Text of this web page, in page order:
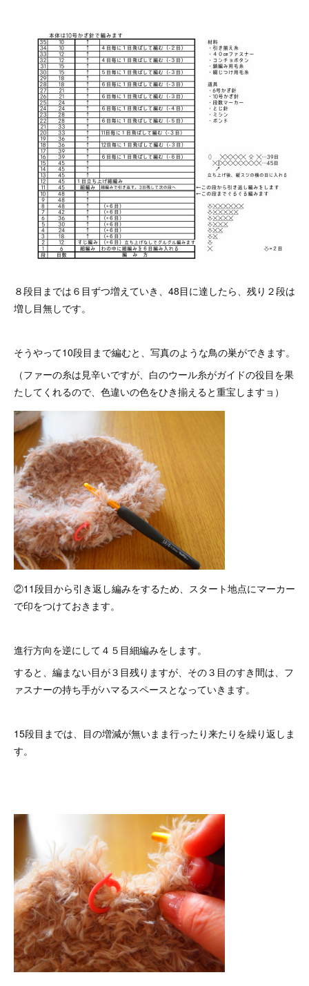
８段目までは６目ずつ増えていき、48目に達したら、残り２段は
増し目無しです。
そうやって10段目まで編むと、写真のような鳥の巣ができます。
（ファーの糸は見辛いですが、白のウール糸がガイドの役目を果
たしてくれるので、色違いの色をひき揃えると重宝しますョ）
②11段目から引き返し編みをするため、スタート地点にマーカー
で印をつけておきます。
進行方向を逆にして４５目細編みをします。
すると、編まない目が３目残りますが、その３目のすき間は、フ
ァスナーの持ち手がハマるスペースとなっていきます。
15段目までは、目の増減が無いまま行ったり来たりを繰り返しま
す。